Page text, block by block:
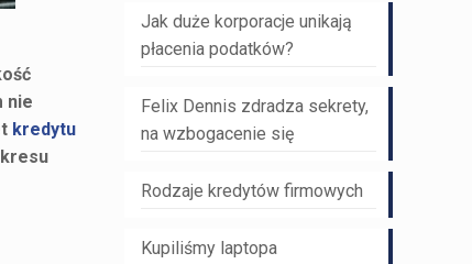
nie
kredytu
Jak duże korporacje unikają
płacenia podatków?
Felix Dennis zdradza sekrety,
na wzbogacenie się
Rodzaje kredytów firmowych
Kupiliśmy laptopa